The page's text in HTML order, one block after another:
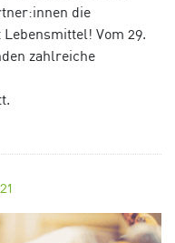
die
Vom 29.
zahlreiche